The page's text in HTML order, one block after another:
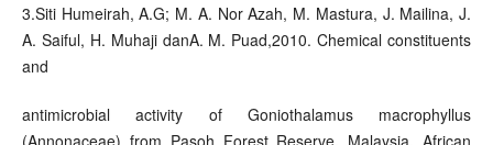
3.Siti Humeirah, A.G; M. A. Nor Azah, M. Mastura, J. Mailina, J.
A. Saiful, H. Muhaji danA. M. Puad,2010. Chemical constituents
and
antimicrobial activity of Goniothalamus macrophyllus